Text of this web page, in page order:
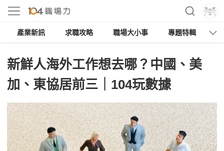
產業新訊 求職攻略 職場大小事 專題特輯
新鮮人海外工作想去哪？中國、美
加、東協居前三｜104玩數據